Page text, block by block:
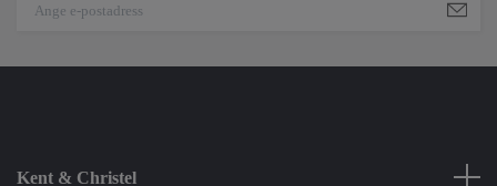
Kent & Christel